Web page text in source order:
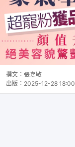
撰文： 張嘉敏
出版： 2025-12-28 18:00